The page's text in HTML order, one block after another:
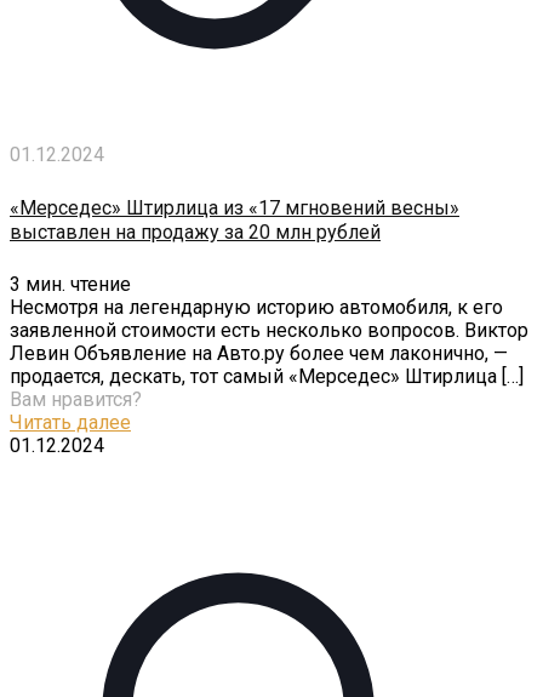
01.12.2024
«Мерседес» Штирлица из «17 мгновений весны»
выставлен на продажу за 20 млн рублей
3 мин. чтение
Несмотря на легендарную историю автомобиля, к его
заявленной стоимости есть несколько вопросов. Виктор
Левин Объявление на Авто.ру более чем лаконично, —
продается, дескать, тот самый «Мерседес» Штирлица […]
Вам нравится?
Читать далее
01.12.2024